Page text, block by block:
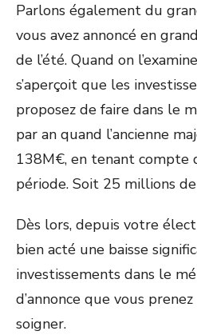
Parlons également du
vous avez annoncé en
de l’été. Quand on
s’aperçoit que les
proposez de faire dans le
par an quand l’ancienne
138M€, en tenant compte
période. Soit 25 millions
Dès lors, depuis votre
bien acté une baisse
investissements dans le
d’annonce que vous
soigner.